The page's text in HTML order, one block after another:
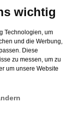
wichtig
Technologien, um
und die Werbung,
Diese
zu messen, um zu
um unsere Website